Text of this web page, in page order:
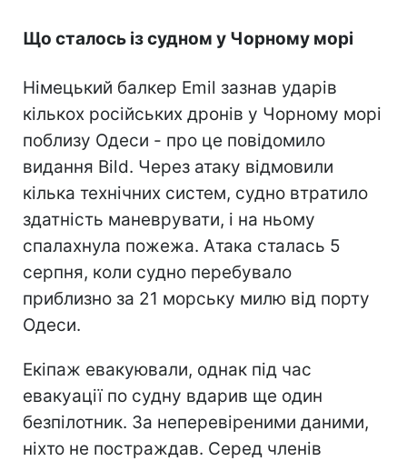
Що сталось із судном у Чорному морі
Німецький балкер Emil зазнав ударів
кількох російських дронів у Чорному морі
поблизу Одеси - про це повідомило
видання Bild. Через атаку відмовили
кілька технічних систем, судно втратило
здатність маневрувати, і на ньому
спалахнула пожежа. Атака сталась 5
серпня, коли судно перебувало
приблизно за 21 морську милю від порту
Одеси.
Екіпаж евакуювали, однак під час
евакуації по судну вдарив ще один
безпілотник. За неперевіреними даними,
ніхто не постраждав. Серед членів